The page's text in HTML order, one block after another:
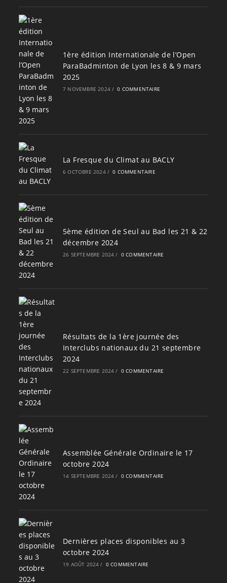
1ère édition Internationale de l’Open
ParaBadminton de Lyon les 8 & 9 mars
2025
7 NOVEMBRE 2024 / 0 COMMENTAIRE
La Fresque du Climat au BACLY
6 OCTOBRE 2024 / 0 COMMENTAIRE
5ème édition de Seul au Bad les 21 & 22
décembre 2024
26 SEPTEMBRE 2024 / 0 COMMENTAIRE
Résultats de la 1ère journée des
Interclubs nationaux du 21 septembre
2024
22 SEPTEMBRE 2024 / 0 COMMENTAIRE
Assemblée Générale Ordinaire le 17
octobre 2024
14 SEPTEMBRE 2024 / 0 COMMENTAIRE
Dernières places disponibles au 3
octobre 2024
19 AOÛT 2024 / 0 COMMENTAIRE